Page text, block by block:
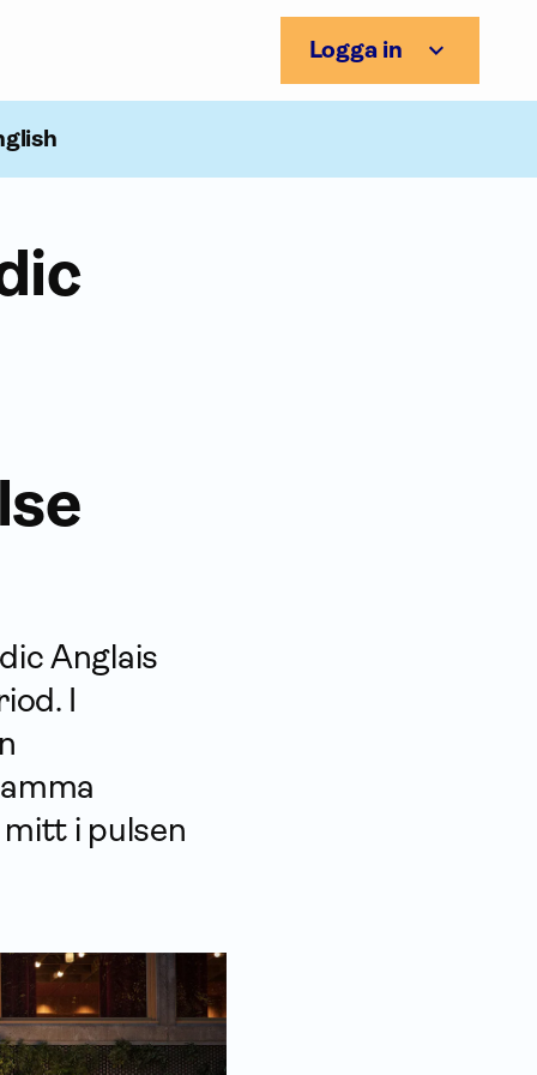
Logga in
Anglais
I
i pulsen